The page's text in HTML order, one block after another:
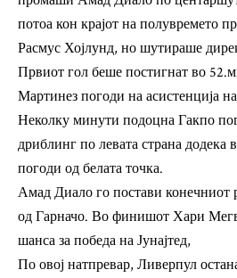
потоа кон крајот на полувремето
Расмус Хојлунд, но шутираше
Првиот гол беше постигнат во
Мартинез погоди на асистенција
Неколку минути подоцна Гакпо
дриблинг по левата страна
погоди од белата точка.
Амад Диало го постави конечниот
од Гарначо. Во финишот Хари
шанса за победа на Јунајтед,
По овој натпревар, Ливерпул